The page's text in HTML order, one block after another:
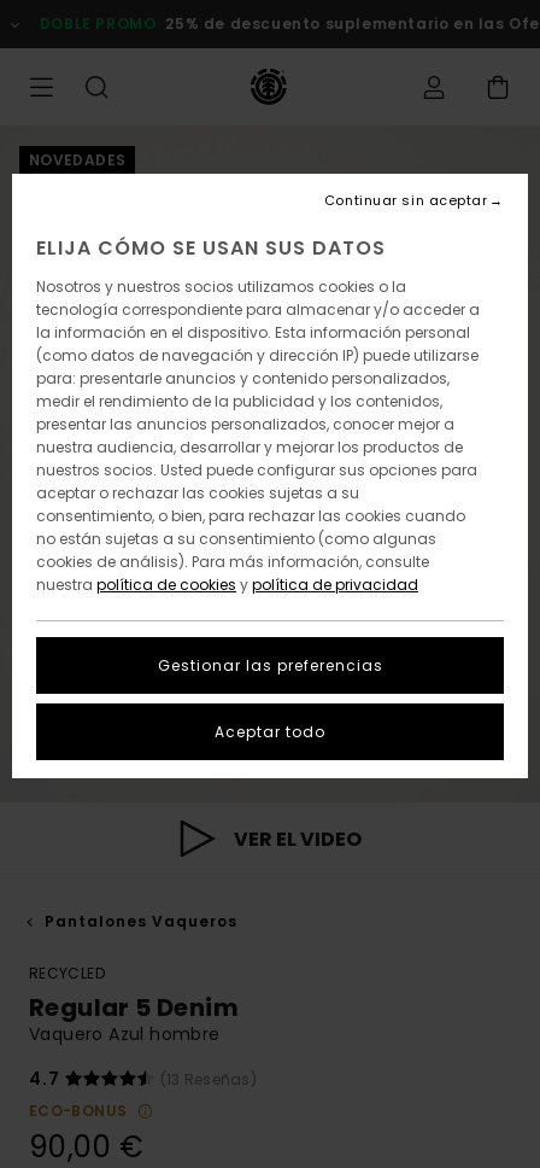
la
PROMO 25% de descuento suplementario en las Ofertas
NOVEDADES
VER EL VIDEO
Pantalones Vaqueros
RECYCLED
Regular 5 Denim
Vaquero Azul hombre
4.7
(13 Reseñas)
ECO-BONUS
90,00 €
ELIJA CÓMO SE USAN SUS DATOS
Nosotros y nuestros socios utilizamos cookies o la
tecnología correspondiente para almacenar y/o acceder a
la información en el dispositivo. Esta información personal
(como datos de navegación y dirección IP) puede utilizarse
para: presentarle anuncios y contenido personalizados,
medir el rendimiento de la publicidad y los contenidos,
presentar las anuncios personalizados, conocer mejor a
nuestra audiencia, desarrollar y mejorar los productos de
nuestros socios. Usted puede configurar sus opciones para
aceptar o rechazar las cookies sujetas a su
consentimiento, o bien, para rechazar las cookies cuando
no están sujetas a su consentimiento (como algunas
cookies de análisis). Para más información, consulte
nuestra política de cookies ypolítica de privacidad
Gestionar las preferencias
Continuar sin aceptar
Aceptar todo